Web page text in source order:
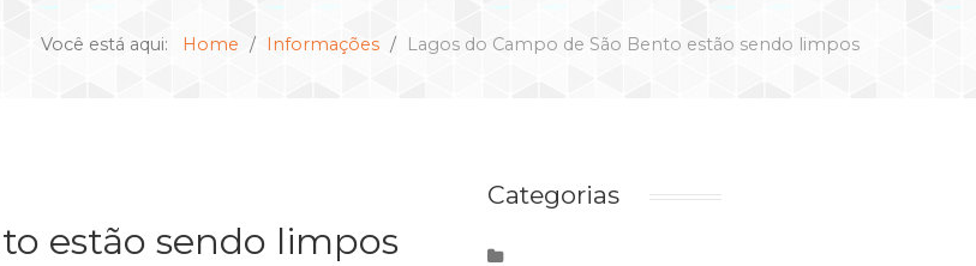
Você está aqui: Home Informações Lagos do Campo de São Bento estão sendo limpos
estão sendo limpos
Categorias